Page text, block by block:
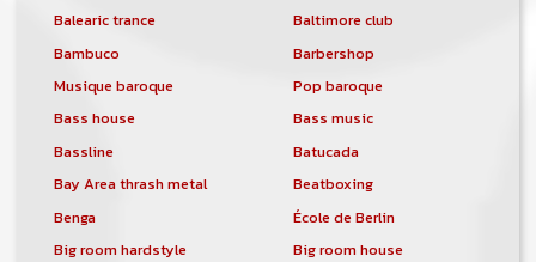
Balearic trance
Baltimore club
Bambuco
Barbershop
Musique baroque
Pop baroque
Bass house
Bass music
Bassline
Batucada
Bay Area thrash metal
Beatboxing
Benga
École de Berlin
Big room hardstyle
Big room house